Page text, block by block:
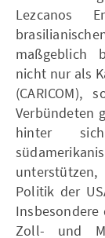
Lezcanos
maßgeblich
nicht nur als
Verbündeten
hinter
Politik der
Insbesondere
Zoll- und